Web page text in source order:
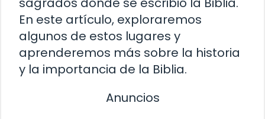
En este artículo, exploraremos
algunos de estos lugares y
aprenderemos más sobre la historia
y la importancia de la Biblia.
Anuncios